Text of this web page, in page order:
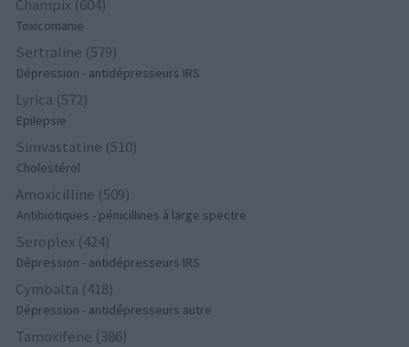
Champix (604)
Toxicomanie
Sertraline (579)
Dépression - antidépresseurs IRS
Lyrica (572)
Epilepsie
Simvastatine (510)
Cholestérol
Amoxicilline (509)
Antibiotiques - pénicillines à large spectre
Seroplex (424)
Dépression - antidépresseurs IRS
Cymbalta (418)
Dépression - antidépresseurs autre
Tamoxifene (386)